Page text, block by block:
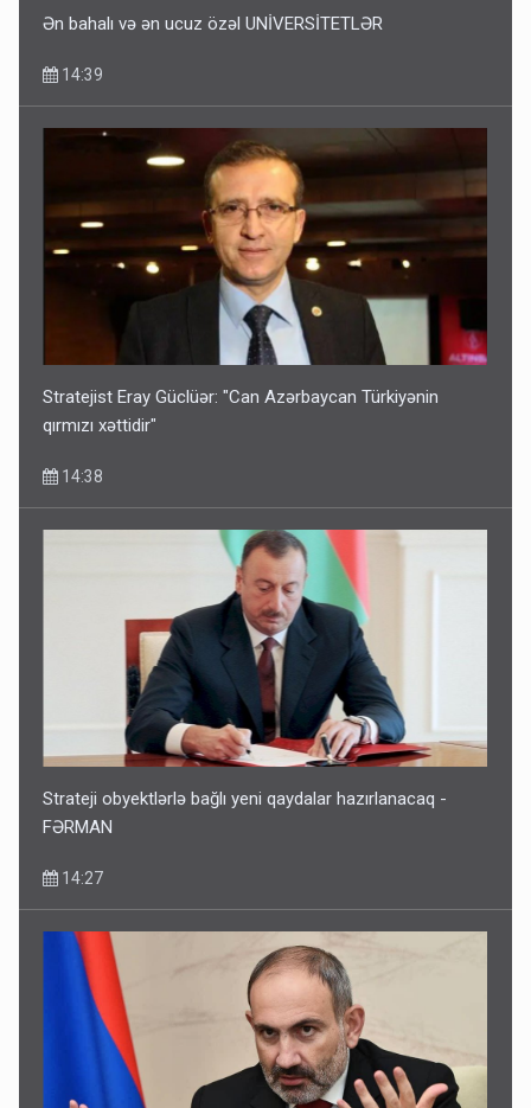
Ən bahalı və ən ucuz özəl UNİVERSİTETLƏR
14:39
Stratejist Eray Güclüər: "Can Azərbaycan Türkiyənin
qırmızı xəttidir"
14:38
Strateji obyektlərlə bağlı yeni qaydalar hazırlanacaq -
FƏRMAN
14:27